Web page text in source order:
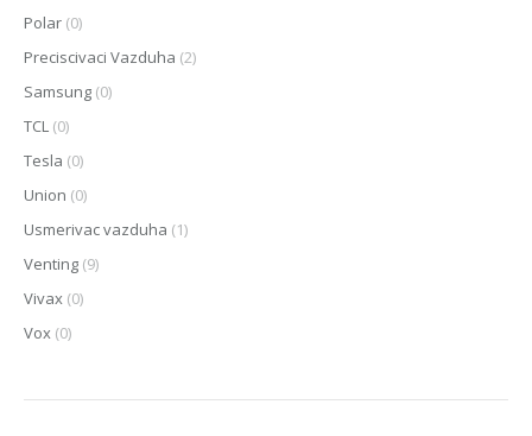
Polar (0)
Preciscivaci Vazduha (2)
Samsung (0)
TCL (0)
Tesla (0)
Union (0)
Usmerivac vazduha (1)
Venting (9)
Vivax (0)
Vox (0)